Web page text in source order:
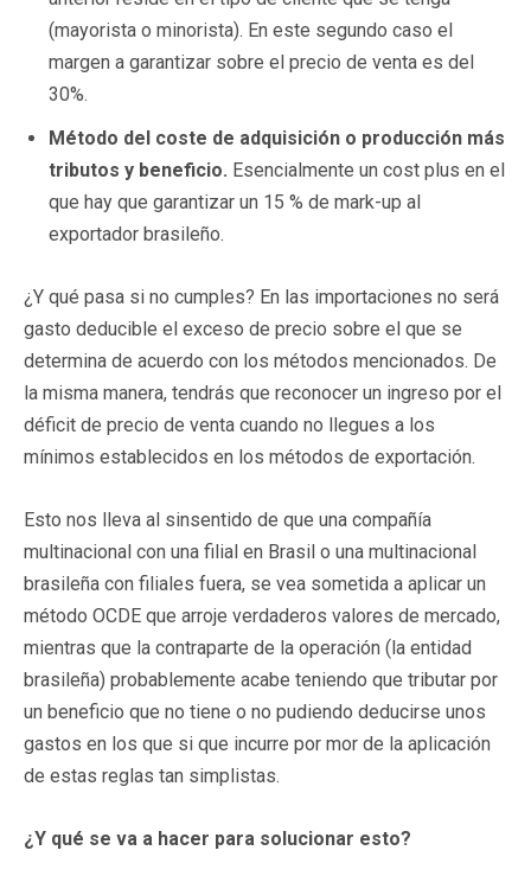
(mayorista o minorista). En este segundo caso el
margen a garantizar sobre el precio de venta es del
30%.
Método del coste de adquisición o producción más
tributos y beneficio. Esencialmente un cost plus en el
que hay que garantizar un 15 % de mark-up al
exportador brasileño.
¿Y qué pasa si no cumples? En las importaciones no será
gasto deducible el exceso de precio sobre el que se
determina de acuerdo con los métodos mencionados. De
la misma manera, tendrás que reconocer un ingreso por el
déficit de precio de venta cuando no llegues a los
mínimos establecidos en los métodos de exportación.
Esto nos lleva al sinsentido de que una compañía
multinacional con una filial en Brasil o una multinacional
brasileña con filiales fuera, se vea sometida a aplicar un
método OCDE que arroje verdaderos valores de mercado,
mientras que la contraparte de la operación (la entidad
brasileña) probablemente acabe teniendo que tributar por
un beneficio que no tiene o no pudiendo deducirse unos
gastos en los que si que incurre por mor de la aplicación
de estas reglas tan simplistas.
¿Y qué se va a hacer para solucionar esto?